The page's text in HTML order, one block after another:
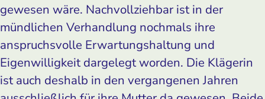
gewesen wäre. Nachvollziehbar ist in der
mündlichen Verhandlung nochmals ihre
anspruchsvolle Erwartungshaltung und
Eigenwilligkeit dargelegt worden. Die Klägerin
ist auch deshalb in den vergangenen Jahren